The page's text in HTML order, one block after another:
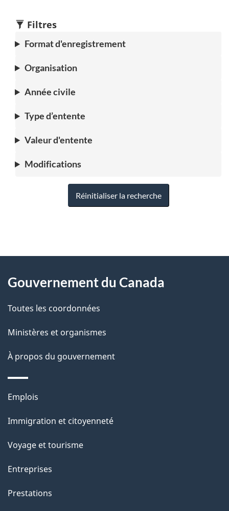
Filtres
Format d'enregistrement
Organisation
Année civile
Type d’entente
Valeur d'entente
Modifications
Réinitialiser la recherche
D
t
a
l
s
l
a
a
g
"
propos
ce
site
Gouvernement du Canada
Toutes les coordonnées
Ministères et organismes
À propos du gouvernement
Thèmes
sujets
Emplois
Immigration et citoyenneté
Voyage et tourisme
Entreprises
Prestations